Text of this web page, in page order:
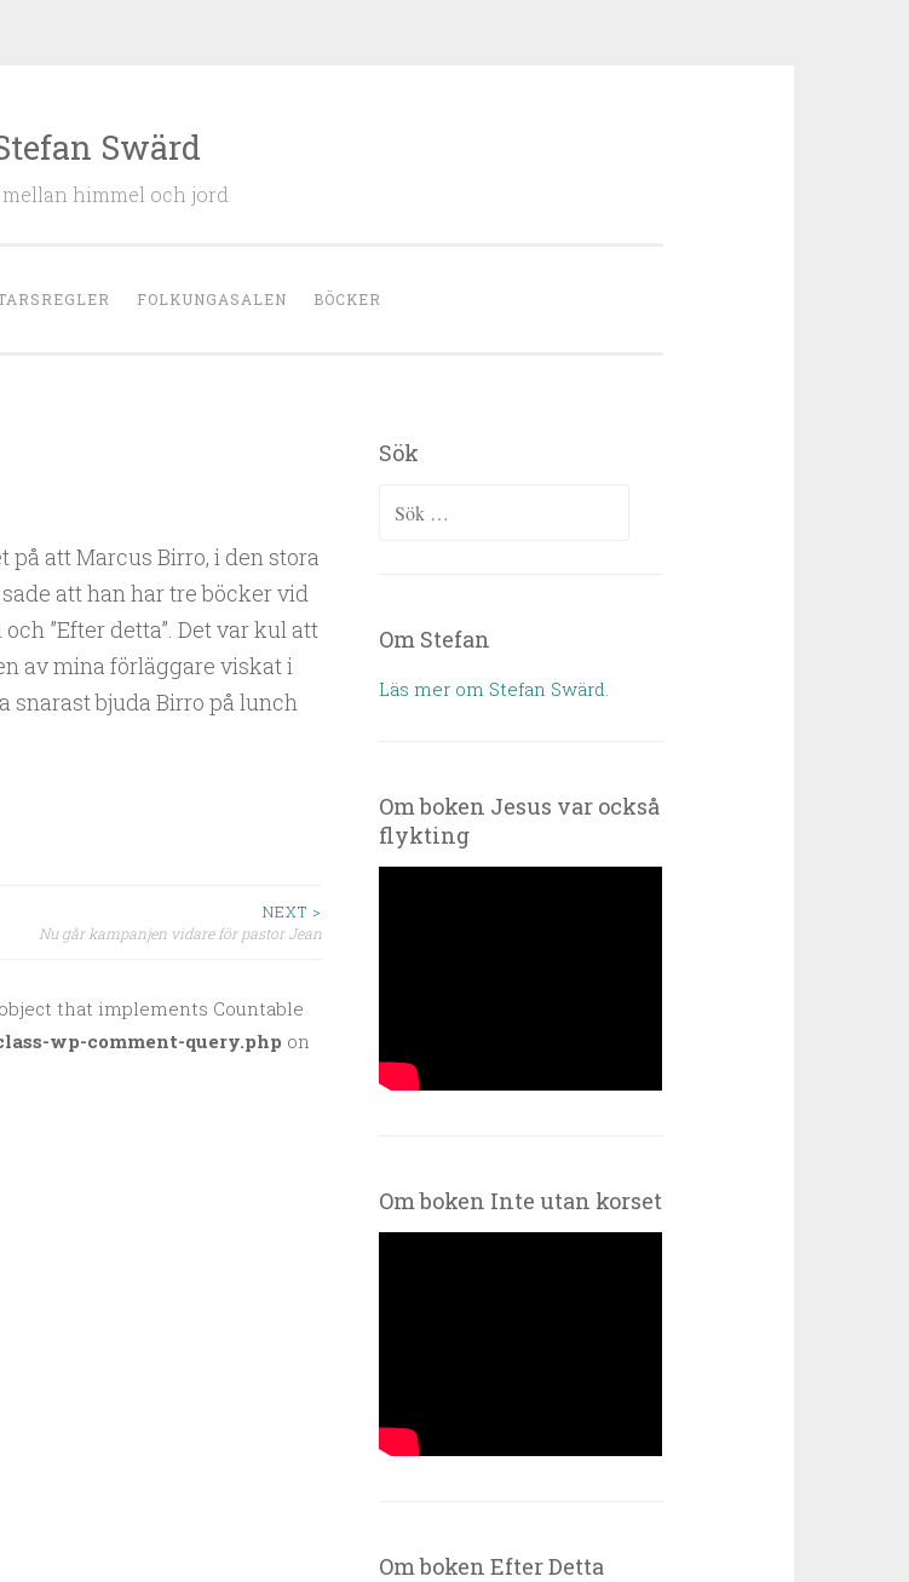
Swärd
himmel och jord
FOLKUNGASALEN BÖCKER
att Marcus Birro, i den stora
att han har tre böcker vid
”Efter detta”. Det var kul att
av mina förläggare viskat i
snarast bjuda Birro på lunch
NEXT >
Nu går kampanjen vidare för pastor Jean
that implements Countable
wp-comment-query.php on
Sök
Sök efter:
Om Stefan
Läs mer om Stefan Swärd.
Om boken Jesus var också
flykting
Om boken Inte utan korset
Om boken Efter Detta